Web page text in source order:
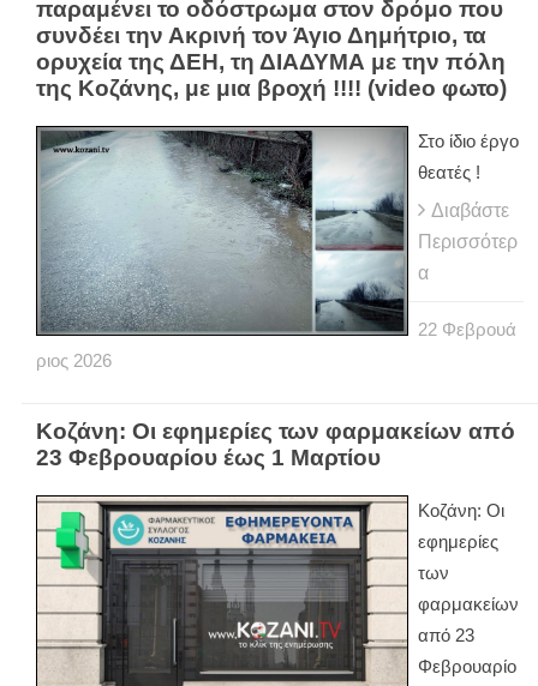
παραμένει το οδόστρωμα στον δρόμο που
συνδέει την Ακρινή τον Άγιο Δημήτριο, τα
ορυχεία της ΔΕΗ, τη ΔΙΑΔΥΜΑ με την πόλη
της Κοζάνης, με μια βροχή !!!! (video φωτο)
Στο ίδιο έργο
θεατές !
Διαβάστε
Περισσότερ
α
22 Φεβρουά
ριος 2026
Κοζάνη: Οι εφημερίες των φαρμακείων από
23 Φεβρουαρίου έως 1 Μαρτίου
Κοζάνη: Οι
εφημερίες
των
φαρμακείων
από 23
Φεβρουαρίο